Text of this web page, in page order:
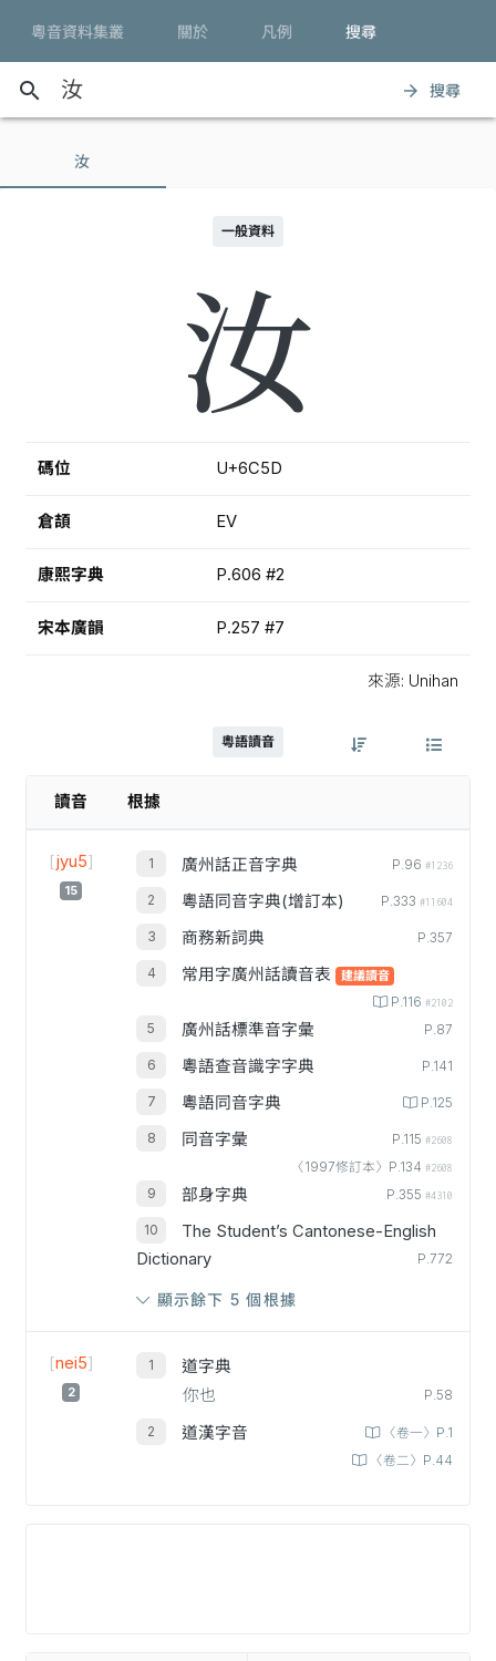
粵音資料集叢 關於 凡例 搜尋
search arrow_forward 搜尋
汝
一般資料
汝
碼位 U+6C5D
倉頡 EV
康熙字典 P.606 #2
宋本廣韻 P.257 #7
來源: Unihan
粵語讀音
讀音 根據
[jyu5]
15
廣州話正音字典 P.96 #1236
粵語同音字典(增訂本) P.333 #11604
商務新詞典 P.357
常用字廣州話讀音表 建議讀音
P.116 #2102
廣州話標準音字彙 P.87
粵語查音識字字典 P.141
粵語同音字典 P.125
同音字彙 P.115 #2608
〈1997修訂本〉P.134 #2608
部身字典 P.355 #4310
The Student’s Cantonese-English
Dictionary
P.772
顯示餘下 5 個根據
[nei5]
2
道字典
你也
P.58
道漢字音
〈卷一〉P.1
〈卷二〉P.44